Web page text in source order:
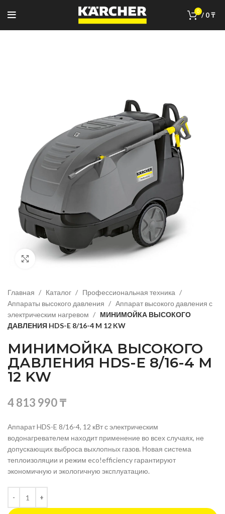
0 / 0₸
Нажмите, чтобы увеличить изображение
Главная Каталог
Профессиональная техника
Аппараты высокого давления
Аппарат высокого давления с
электрическим нагревом
МИНИМОЙКА ВЫСОКОГО
ДАВЛЕНИЯ HDS-E 8/16-4 M 12 KW
МИНИМОЙКА ВЫСОКОГО
ДАВЛЕНИЯ HDS-E 8/16-4 M
12 KW
4 813 990₸
Аппарат HDS-E 8/16-4, 12 кВт с электрическим
водонагревателем находит применение во всех случаях, не
допускающих выброса выхлопных газов. Новая система
теплоизоляции и режим eco!efficiency гарантируют
экономичную и экологичную эксплуатацию.